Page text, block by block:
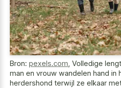
Bron: pexels.com Volledige
man en vrouw wandelen hand in
herdershond terwijl ze elkaar